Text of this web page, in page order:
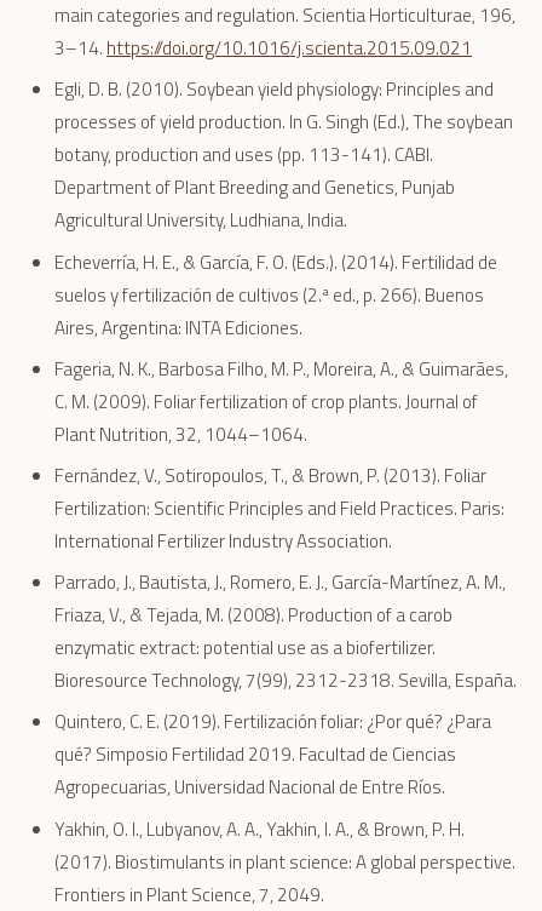
main categories and regulation. Scientia Horticulturae, 196,
3–14. https://doi.org/10.1016/j.scienta.2015.09.021
Egli, D. B. (2010). Soybean yield physiology: Principles and
processes of yield production. In G. Singh (Ed.), The soybean
botany, production and uses (pp. 113-141). CABI.
Department of Plant Breeding and Genetics, Punjab
Agricultural University, Ludhiana, India.
Echeverría, H. E., & García, F. O. (Eds.). (2014). Fertilidad de
suelos y fertilización de cultivos (2.ª ed., p. 266). Buenos
Aires, Argentina: INTA Ediciones.
Fageria, N. K., Barbosa Filho, M. P., Moreira, A., & Guimarães,
C. M. (2009). Foliar fertilization of crop plants. Journal of
Plant Nutrition, 32, 1044–1064.
Fernández, V., Sotiropoulos, T., & Brown, P. (2013). Foliar
Fertilization: Scientific Principles and Field Practices. Paris:
International Fertilizer Industry Association.
Parrado, J., Bautista, J., Romero, E. J., García-Martínez, A. M.,
Friaza, V., & Tejada, M. (2008). Production of a carob
enzymatic extract: potential use as a biofertilizer.
Bioresource Technology, 7(99), 2312-2318. Sevilla, España.
Quintero, C. E. (2019). Fertilización foliar: ¿Por qué? ¿Para
qué? Simposio Fertilidad 2019. Facultad de Ciencias
Agropecuarias, Universidad Nacional de Entre Ríos.
Yakhin, O. I., Lubyanov, A. A., Yakhin, I. A., & Brown, P. H.
(2017). Biostimulants in plant science: A global perspective.
Frontiers in Plant Science, 7, 2049.